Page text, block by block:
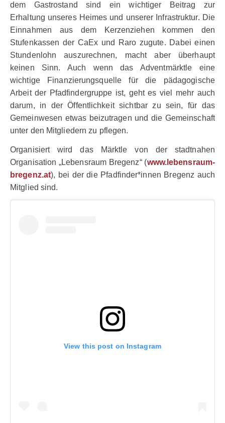
dem Gastrostand sind ein wichtiger Beitrag zur
Erhaltung unseres Heimes und unserer Infrastruktur. Die
Einnahmen aus dem Kerzenziehen kommen den
Stufenkassen der CaEx und Raro zugute. Dabei einen
Stundenlohn auszurechnen, macht aber überhaupt
keinen Sinn. Auch wenn das Adventmärktle eine
wichtige Finanzierungsquelle für die pädagogische
Arbeit der Pfadfindergruppe ist, geht es viel mehr auch
darum, in der Öffentlichkeit sichtbar zu sein, für das
Gemeinwesen etwas beizutragen und die Gemeinschaft
unter den Mitgliedern zu pflegen.
Organisiert wird das Märktle von der stadtnahen
Organisation „Lebensraum Bregenz“ (www.lebensraum-
bregenz.at), bei der die Pfadfinder*innen Bregenz auch
Mitglied sind.
View this post on Instagram